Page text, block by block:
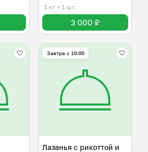
шоколадом
1 кг ≈ 1 шт.
3 000 ₽
Завтра c 10:00
Лазанья с рикоттой и